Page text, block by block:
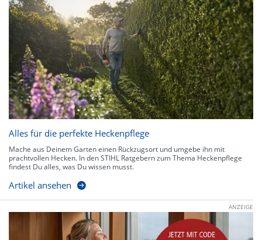
Alles für die perfekte Heckenpflege
Mache aus Deinem Garten einen Rückzugsort und umgebe ihn mit
prachtvollen Hecken. In den STIHL Ratgebern zum Thema Heckenpflege
findest Du alles, was Du wissen musst.
Artikel ansehen
ANZEIGE